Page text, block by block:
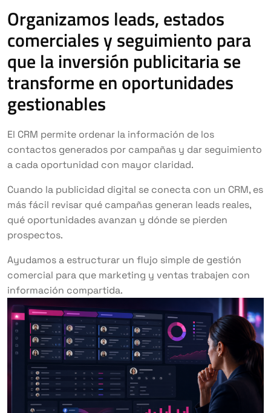
Organizamos leads, estados
comerciales y seguimiento para
que la inversión publicitaria se
transforme en oportunidades
gestionables
El CRM permite ordenar la información de los
contactos generados por campañas y dar seguimiento
a cada oportunidad con mayor claridad.
Cuando la publicidad digital se conecta con un CRM, es
más fácil revisar qué campañas generan leads reales,
qué oportunidades avanzan y dónde se pierden
prospectos.
Ayudamos a estructurar un flujo simple de gestión
comercial para que marketing y ventas trabajen con
información compartida.